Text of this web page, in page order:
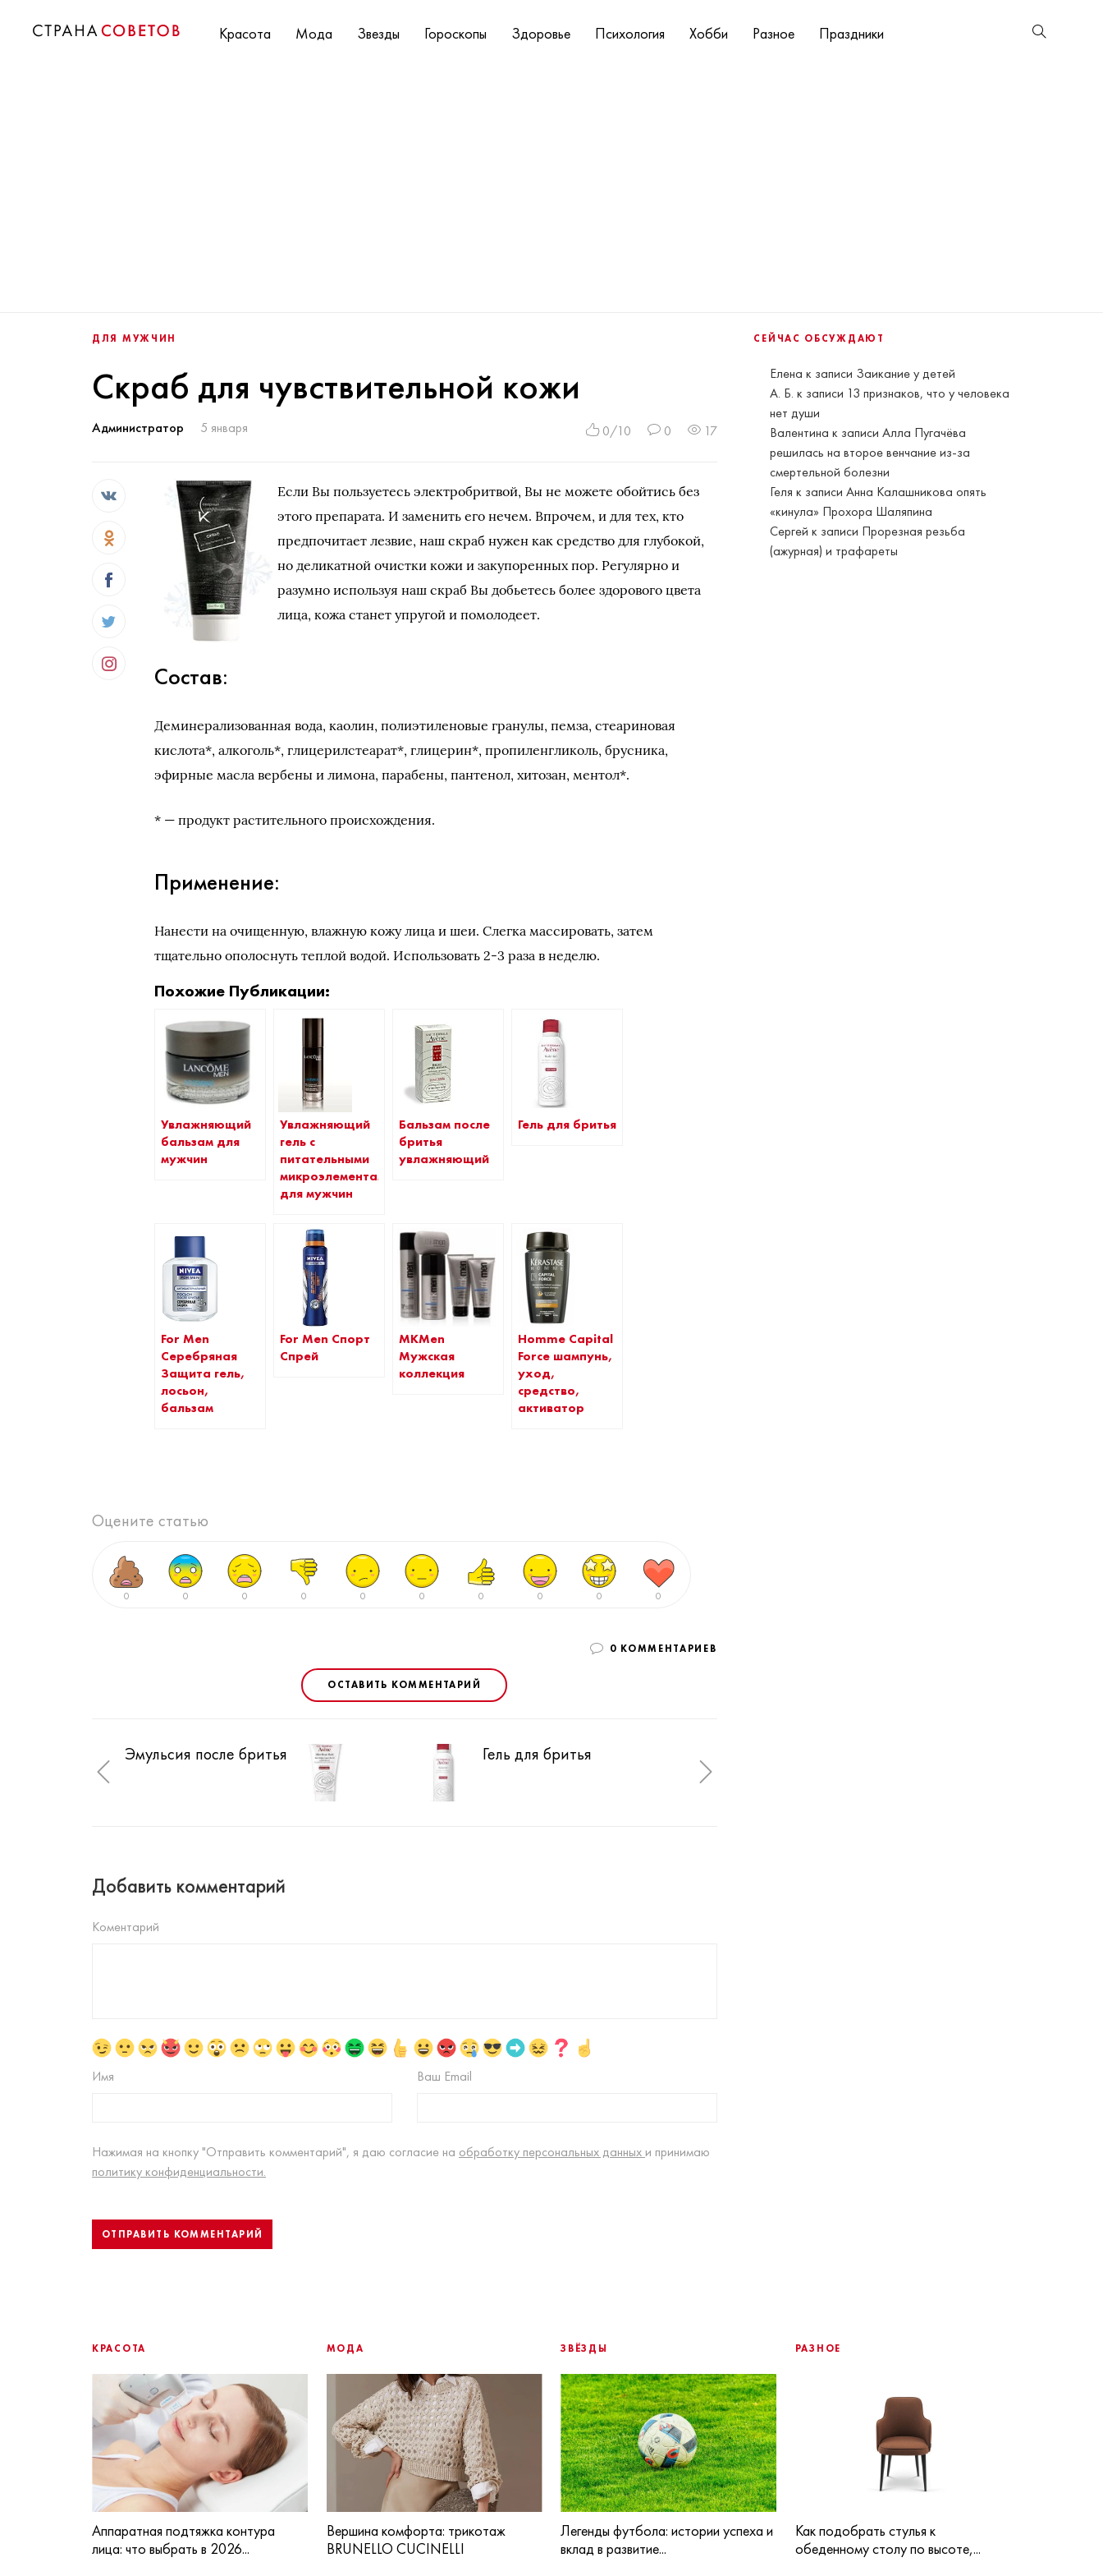
Красота Мода Звезды Гороскопы Здоровье Психология Хобби Разное Праздники
СЕЙЧАС ОБСУЖДАЮТ
Елена к записи Заикание у детей
А. Б. к записи 13 признаков, что у человека
нет души
Валентина к записиАлла Пугачёва
решилась на второе венчание из-за
смертельной болезни
Геля к записиАнна Калашникова опять
«кинула» Прохора Шаляпина
Сергей к записи Прорезная резьба
(ажурная) и трафареты
ДЛЯ МУЖЧИН
Скраб для чувствительной кожи
Администратор 5 января 0/10 0 17
Если Вы пользуетесь электробритвой, Вы не можете обойтись без
этого препарата. И заменить его нечем. Впрочем, и для тех, кто
предпочитает лезвие, наш скраб нужен как средство для глубокой,
но деликатной очистки кожи и закупоренных пор. Регулярно и
разумно используя наш скраб Вы добьетесь более здорового цвета
лица, кожа станет упругой и помолодеет.
Состав:
Деминерализованная вода, каолин, полиэтиленовые гранулы, пемза, стеариновая
кислота*, алкоголь*, глицерилстеарат*, глицерин*, пропиленгликоль, брусника,
эфирные масла вербены и лимона, парабены, пантенол, хитозан, ментол*.
* — продукт растительного происхождения.
Применение:
Нанести на очищенную, влажную кожу лица и шеи. Слегка массировать, затем
тщательно ополоснуть теплой водой. Использовать 2-3 раза в неделю.
Похожие Публикации:
Увлажняющий
бальзам для
мужчин
Увлажняющий
гель с
питательными
микроэлементами
для мужчин
Бальзам после
бритья
увлажняющий
Гель для бритья
For Men
Серебряная
Защита гель,
лосьон,
бальзам
For Men Спорт
Спрей
MKMen
Мужская
коллекция
Homme Capital
Force шампунь,
уход,
средство,
активатор
Оцените статью
0 0 0 0 0 0 0 0 0 0
0 КОММЕНТАРИЕВ
ОСТАВИТЬ КОММЕНТАРИЙ
Эмульсия после бритья Гель для бритья
увлажняющий
Добавить комментарий
Коментарий
Имя Ваш Email
Нажимая на кнопку "Отправить комментарий", я даю согласие на обработку персональных данных и принимаю
политику конфиденциальности.
КРАСОТА
Аппаратная подтяжка контура
лица: что выбрать в 2026...
МОДА
Вершина комфорта: трикотаж
BRUNELLO CUCINELLI
ЗВЁЗДЫ
Легенды футбола: истории успеха и
вклад в развитие...
РАЗНОЕ
Как подобрать стулья к
обеденному столу по высоте,...